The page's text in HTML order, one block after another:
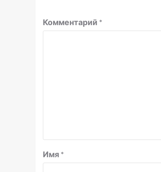
Комментарий *
Имя *